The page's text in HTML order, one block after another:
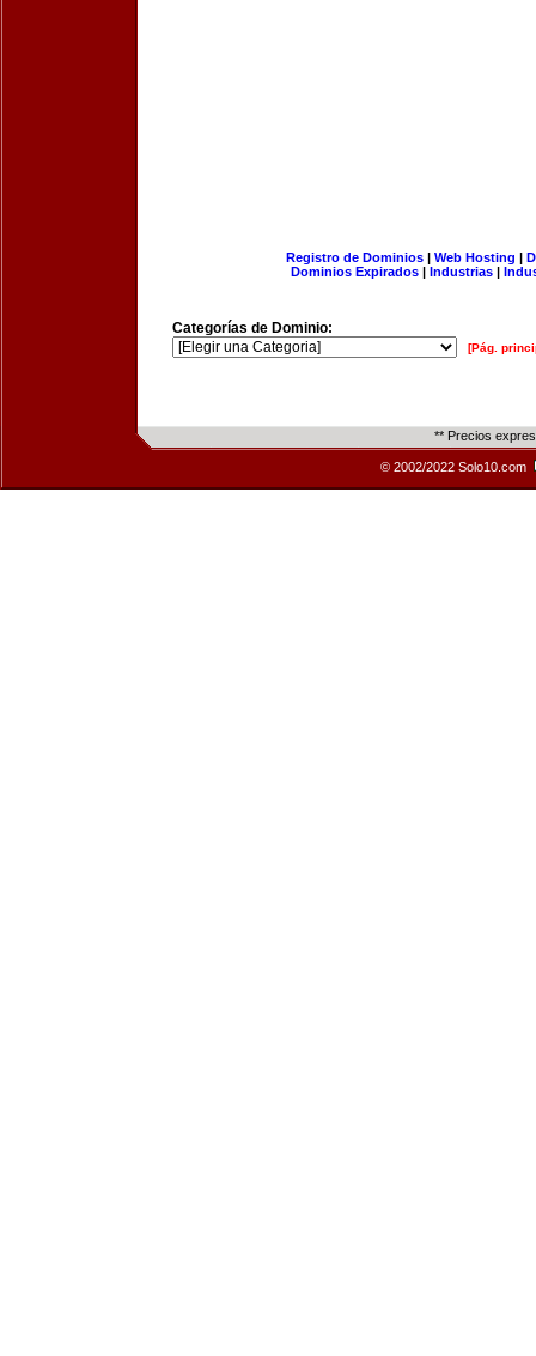
Registro de Dominios| Web Hosting |
Dominios Expirados | Industrias |
Categorías de Dominio:
[Pág.
** Precios
© 2002/2022 Solo10.com